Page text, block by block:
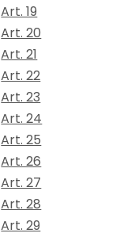
Art. 19
Art. 20
Art. 21
Art. 22
Art. 23
Art. 24
Art. 25
Art. 26
Art. 27
Art. 28
Art. 29